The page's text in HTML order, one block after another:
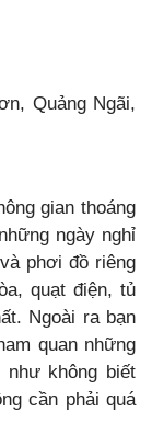
Quảng Ngãi,
gian thoáng
ngày nghỉ
phơi đồ riêng
quạt điện, tủ
Ngoài ra bạn
quan những
không biết
cần phải quá